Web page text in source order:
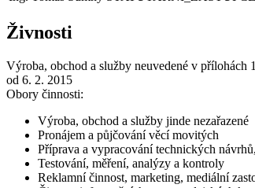
Živnosti
Výroba, obchod a služby neuvedené v přílohách
od 6. 2. 2015
Obory činnosti:
Výroba, obchod a služby jinde nezařazené
Pronájem a půjčování věcí movitých
Příprava a vypracování technických
Testování, měření, analýzy a kontroly
Reklamní činnost, marketing, mediální